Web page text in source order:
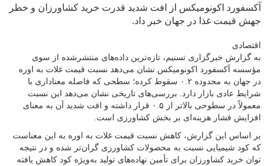
آکسفورد اکونومیکس از افت شدید قدرت خرید کشاورزان و خطر
جهش قیمت غذا در جهان خبر داد.
اقتصادی
به گزارش خبرگزاری تسنیم، تازه‌ترین داده‌های منتشرشده از سوی
مؤسسه آکسفورد اکونومیکس نشان می‌دهد نسبت قیمت غلات به اوره
در جهان به محدوده ۰.۲ سقوط کرده؛ سطحی که فاصله معناداری با
شرایط عادی بازار دارد. بررسی‌های تاریخی نشان می‌دهد این نسبت
معمولاً در سطوحی بالاتر از ۰.۵ قرار داشته و افت شدید آن به معنای
افزایش فشار هزینه‌ای بر بخش کشاورزی است.
بر اساس این گزارش، کاهش نسبت قیمت غلات به اوره به این معناست
که کود شیمیایی نسبت به محصولات کشاورزی گران‌تر شده و در نتیجه
توان خرید کشاورزان برای تأمین نهاده‌های تولید به‌ویژه کود کاهش یافته